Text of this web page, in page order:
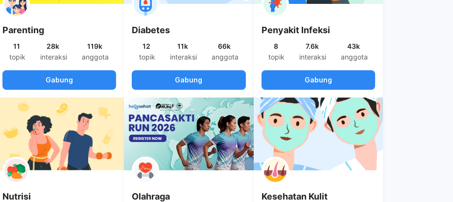
Parenting
11
topik
28k
interaksi
119k
anggota
Gabung
Diabetes
12
topik
11k
interaksi
66k
anggota
Gabung
Penyakit Infeksi
8
topik
7.6k
interaksi
43k
anggota
Gabung
Nutrisi Olahraga Kesehatan Kulit